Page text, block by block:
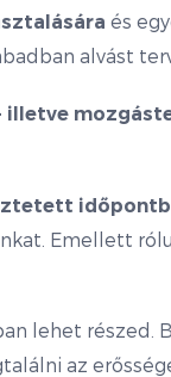
és
alvást
illetve
Emellett
lehet
az